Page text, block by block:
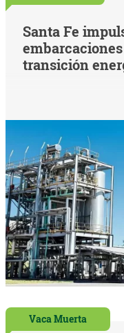
Santa Fe
transición
Vaca Muerta